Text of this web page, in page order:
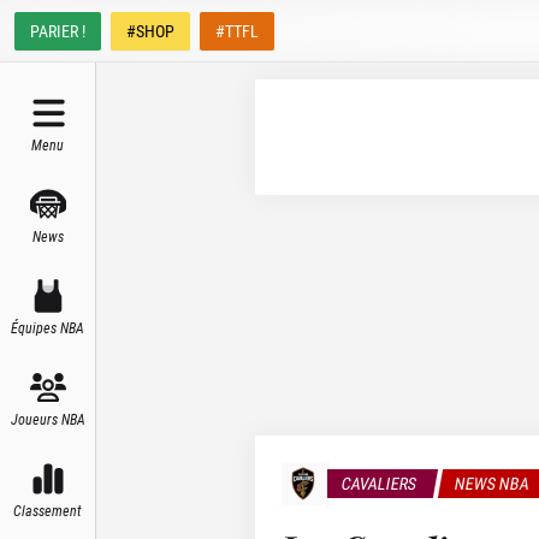
PARIER ! #SHOP #TTFL
Menu
News
Équipes NBA
Joueurs NBA
Classement
CAVALIERS NEWS NBA